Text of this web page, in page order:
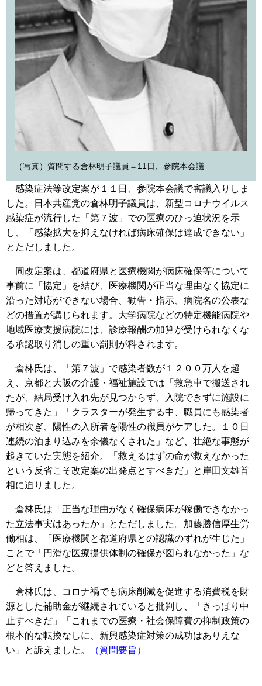
（写真）質問する倉林明子議員＝11日、参院本会議
感染症法等改定案が１１日、参院本会議で審議入りしま
した。日本共産党の倉林明子議員は、新型コロナウイルス
感染症が流行した「第７波」での医療のひっ迫状況を示
し、「感染拡大を抑えなければ病床確保は達成できない」
とただしました。
同改定案は、都道府県と医療機関が病床確保等について
事前に「協定」を結び、医療機関が正当な理由なく協定に
沿った対応ができない場合、勧告・指示、病院名の公表な
どの措置が講じられます。大学病院などの特定機能病院や
地域医療支援病院には、診療報酬の加算が受けられなくな
る承認取り消しの重い罰則が科されます。
倉林氏は、「第７波」で感染者数が１２００万人を超
え、京都と大阪の介護・福祉施設では「救急車で搬送され
たが、結局受け入れ先が見つからず、入院できずに施設に
帰ってきた」「クラスターが発生する中、職員にも感染者
が相次ぎ、陽性の入所者を陽性の職員がケアした。１０日
連続の泊まり込みを余儀なくされた」など、壮絶な事態が
起きていた実態を紹介。「救えるはずの命が救えなかった
という反省こそ改定案の出発点とすべきだ」と岸田文雄首
相に迫りました。
倉林氏は「正当な理由がなく確保病床が稼働できなかっ
た立法事実はあったか」とただしました。加藤勝信厚生労
働相は、「医療機関と都道府県との認識のずれが生じた」
ことで「円滑な医療提供体制の確保が図られなかった」な
どと答えました。
倉林氏は、コロナ禍でも病床削減を促進する消費税を財
源とした補助金が継続されていると批判し、「きっぱり中
止すべきだ」「これまでの医療・社会保障費の抑制政策の
根本的な転換なしに、新興感染症対策の成功はありえな
い」と訴えました。
（質問要旨）